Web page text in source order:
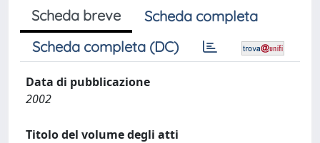
Scheda breve
Scheda completa
Scheda completa (DC)
Data di pubblicazione
2002
Titolo del volume degli atti